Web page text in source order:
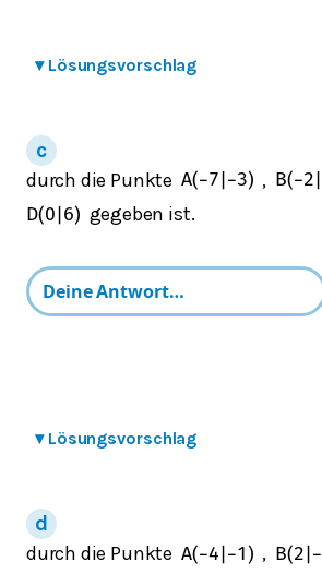
▾ Lösungsvorschlag
durch die Punkte A(−7 −3) , B(−2
D(0 6) gegeben ist.
▾ Lösungsvorschlag
durch die Punkte A(−4 −1 ) , B(2 −